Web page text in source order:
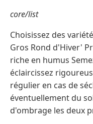
core/list
Choisissez des
Gros Rond d'Hiver'
riche en humus
éclaircissez
régulier en cas de
éventuellement du
d'ombrage les deux